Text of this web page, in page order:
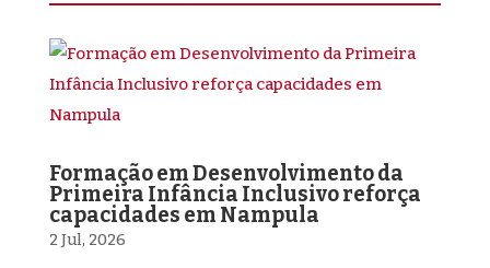
Formação em Desenvolvimento da
Primeira Infância Inclusivo reforça
capacidades em Nampula
2 Jul, 2026